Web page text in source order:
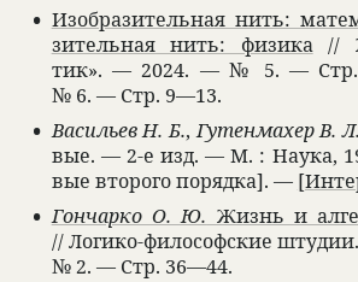
Изоб­ра­зи­тель­ная нить:
зи­тель­ная нить: физика//
тик». — 2024. — № 5. —
№ 6. — Стр. 9—13.
Васи­льев Н. Б.,Гутенма­хер В. Л.
вые. — 2-е изд. — М. : Наука,
вые вто­рого порядка]. —
Гон­чарко О. Ю. Жизнь и
// Логико-фило­соф­ские
№ 2. — Стр. 36—44.